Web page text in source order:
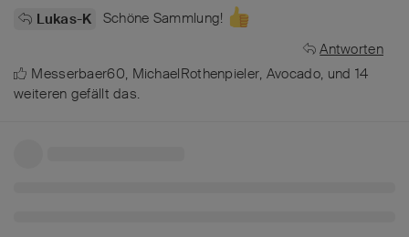
Lukas-K
Schöne Sammlung!
Antworten
Messerbaer60, MichaelRothenpieler, Avocado, und 14
weiteren gefällt das.